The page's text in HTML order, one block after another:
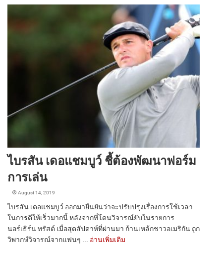
ไบรสัน เดอแชมบูว์ ชี้ต้องพัฒนาฟอร์ม
การเล่น
August 14, 2019
ไบรสัน เดอแชมบูว์ ออกมายืนยันว่าจะปรับปรุงเรื่องการใช้เวลา
ในการตีให้เร็วมากนี้ หลังจากที่โดนวิจารณ์ยับในรายการ
นอร์เธิร์น ทรัสต์ เมื่อสุดสัปดาห์ที่ผ่านมา ก้านเหล้กชาวอเมริกัน ถูก
วิพากษ์วิจารณ์จากแฟนๆ ... อ่านเพิ่มเติม